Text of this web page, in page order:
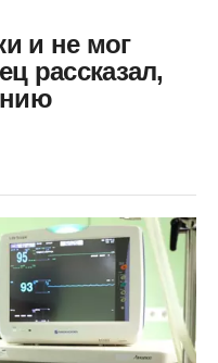
и не мог
рассказал,